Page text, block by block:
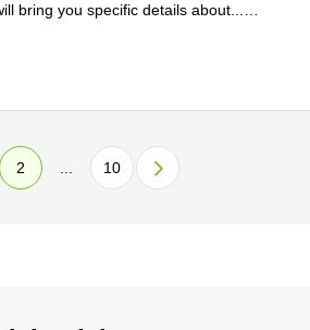
bring you specific details about
2 10